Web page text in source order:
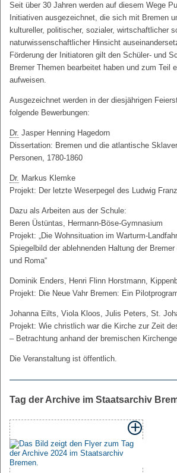
Seit über 30 Jahren werden auf diesem Wege
Initiativen ausgezeichnet, die sich mit Bremen
kultureller, politischer, sozialer, wirtschaftlicher
naturwissenschaftlicher Hinsicht
Förderung der Initiatoren gilt den Schüler- und
Bremer Themen bearbeitet haben und zum Teil
aufweisen.
Ausgezeichnet werden in der diesjährigen
folgende Bewerbungen:
Dr. Jasper Henning Hagedorn
Dissertation: Bremen und die atlantische
Personen, 1780-1860
Dr. Markus Klemke
Projekt: Der letzte Weserpegel des Ludwig
Dazu als Arbeiten aus der Schule:
Beren Üstüntas, Hermann-Böse-Gymnasium
Projekt: „Die Wohnsituation im Warturm-
Spiegelbild der ablehnenden Haltung der
und Roma“
Dominik Enders, Henri Flinn Horstmann,
Projekt: Die Neue Vahr Bremen: Ein
Johanna Eilts, Viola Kloos, Julis Peters, St.
Projekt: Wie christlich war die Kirche zur Zeit
– Betrachtung anhand der bremischen
Die Veranstaltung ist öffentlich.
Tag der Archive im Staatsarchiv